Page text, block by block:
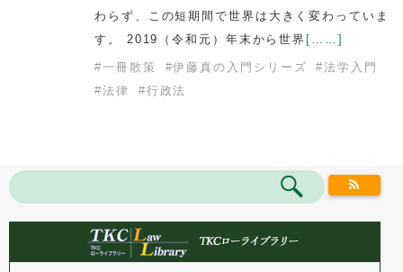
わらず、この短期間で世界は大きく変わっていま
す。 2019（令和元）年末から世界 [……]
# 一冊散策 #伊藤真の入門シリーズ #法学入門
#法律 #行政法